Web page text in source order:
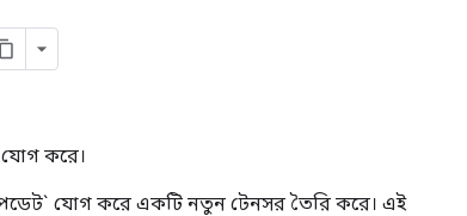
করে।
যোগ করে একটি নতুন টেনসর তৈরি করে। এই